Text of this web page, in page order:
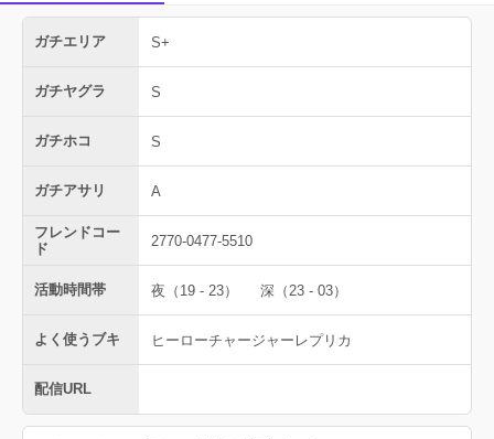
ガチエリア S+
ガチヤグラ S
ガチホコ S
ガチアサリ A
フレンドコー
ド
2770-0477-5510
活動時間帯 夜（19 - 23） 深（23 - 03）
よく使うブキ ヒーローチャージャーレプリカ
配信URL